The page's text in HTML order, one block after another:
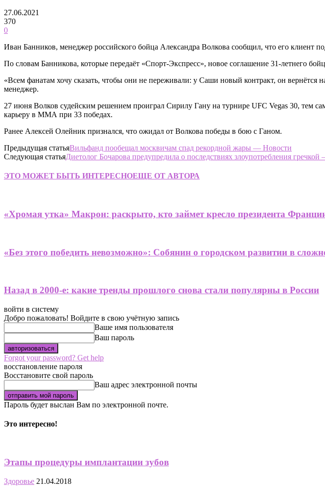
27.06.2021
370
0
Иван Банников, менеджер российского бойца Александра Волкова сообщил, что его клиент
По словам Банникова, которые передаёт «Спорт-Экспресс», новое соглашение 31-летнего
«Всем фанатам хочу сказать, чтобы они не переживали: у Саши новый контракт, он
менеджер.
27 июня Волков судейским решением проиграл Сирилу Гану на турнире UFC Vegas 30, тем
карьеру в ММА при 33 победах.
Ранее Алексей Олейник признался, что ожидал от Волкова победы в бою с Ганом.
Предыдущая статьяВильфанд пообещал москвичам спад рекордной жары — Новости
Следующая статьяДиетолог Бочарова предупредила о последствиях злоупотребления
ЭТО МОЖЕТ БЫТЬ ИНТЕРЕСНОЕЩЕ ОТ АВТОРА
«Хромая утка» Макрон: раскрыто, кто займет кресло президента
«Без этого победить невозможно»: Собянин о городском развитии в
Назад в 2000-е: какие тренды прошлого снова стали популярны в России
войти в систему
Добро пожаловать! Войдите в свою учётную запись
Ваше имя пользователя
Ваш пароль
Forgot your password? Get help
восстановление пароля
Восстановите свой пароль
Ваш адрес электронной почты
Пароль будет выслан Вам по электронной почте.
Это интересно!
Этапы процедуры имплантации зубов
Здоровье 21.04.2018